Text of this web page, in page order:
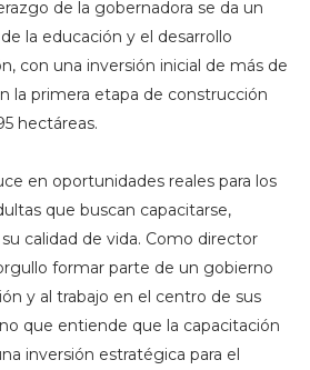
de la gobernadora se da un
la educación y el desarrollo
con una inversión inicial de más de
la primera etapa de construcción
hectáreas.
en oportunidades reales para los
que buscan capacitarse,
calidad de vida. Como director
formar parte de un gobierno
y al trabajo en el centro de sus
que entiende que la capacitación
inversión estratégica para el